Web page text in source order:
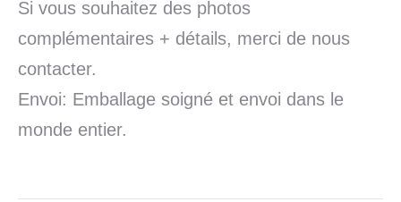
Si vous souhaitez des photos
complémentaires + détails, merci de nous
contacter.
Envoi: Emballage soigné et envoi dans le
monde entier.